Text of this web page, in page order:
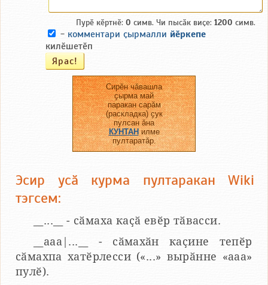
Пурӗ кӗртнӗ: 0 симв. Чи пысӑк виҫе: 1200 симв.
- комментари ҫырмалли йӗркепе
килӗшетӗп
Сирӗн чӑвашла
ҫырма май
паракан сарӑм
(раскладка) ҫук
пулсан ӑна
КУНТАНилме
пултаратӑр.
Эсир усӑ курма пултаракан Wiki
тэгсем:
__...__ - сӑмаха каҫӑ евӗр тӑвасси.
__aaa|...__ - сӑмахӑн каҫине тепӗр
сӑмахпа хатӗрлесси («...» вырӑнне «ааа»
пулӗ).